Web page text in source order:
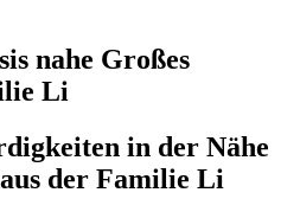
nahe Großes
Li
in der Nähe
der Familie Li